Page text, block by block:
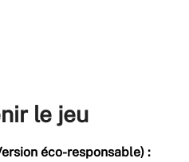
le jeu
éco-responsable) :